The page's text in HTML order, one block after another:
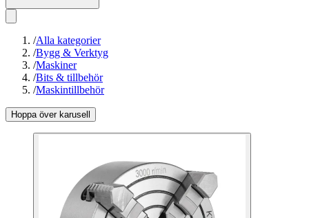
/Alla kategorier
/Bygg & Verktyg
/Maskiner
/Bits & tillbehör
/Maskintillbehör
Hoppa över karusell